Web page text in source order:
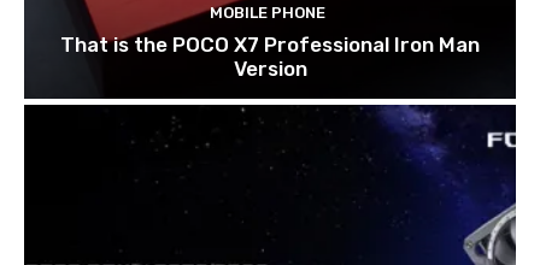
MOBILE PHONE
That is the POCO X7 Professional Iron Man
Version